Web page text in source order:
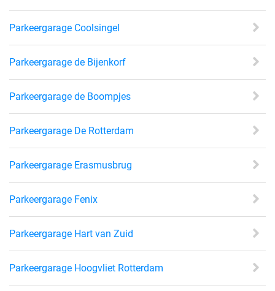
Parkeergarage Coolsingel
Parkeergarage de Bijenkorf
Parkeergarage de Boompjes
Parkeergarage De Rotterdam
Parkeergarage Erasmusbrug
Parkeergarage Fenix
Parkeergarage Hart van Zuid
Parkeergarage Hoogvliet Rotterdam